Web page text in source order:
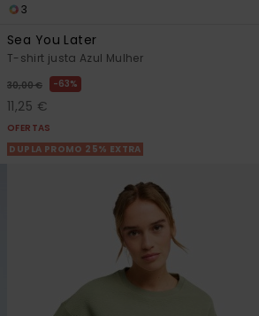
3
Sea You Later
T-shirt justa Azul Mulher
30,00 € 63%
11,25 €
OFERTAS
DUPLA PROMO 25% EXTRA